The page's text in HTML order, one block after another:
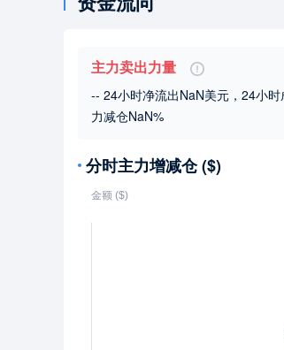
主力卖出力量
-- 24小时净流出NaN美元，24小
力减仓NaN%
分时主力增减仓 ($)